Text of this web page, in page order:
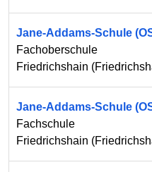
Jane-Addams-Schule
Fachoberschule
Friedrichshain (
Jane-Addams-Schule
Fachschule
Friedrichshain (